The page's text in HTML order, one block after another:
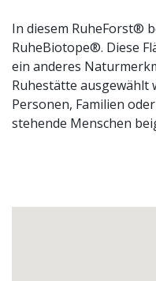
In diesem RuheForst®
RuheBiotope®. Diese
ein anderes
Ruhestätte ausgewählt
Personen, Familien
stehende Menschen
Trauerzeremonien
Lohof/Jesteburg
auf einer kleinen Tafel